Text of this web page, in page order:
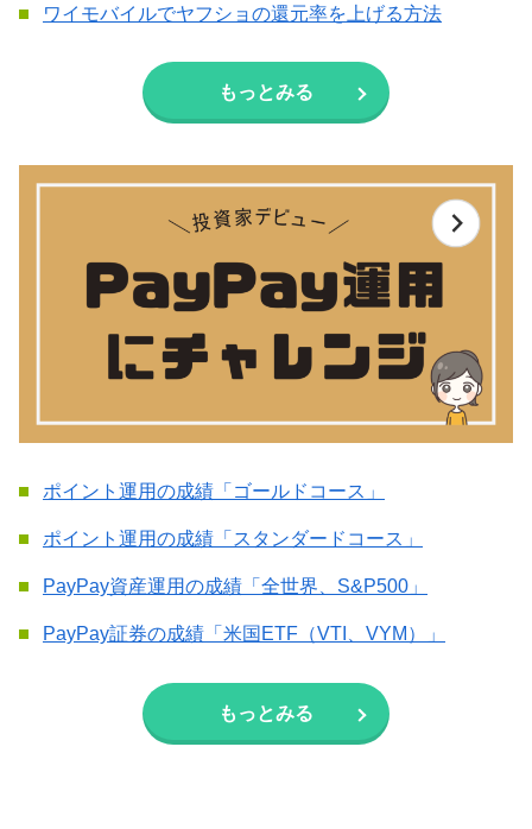
ワイモバイルでヤフショの還元率を上げる方法
もっとみる
ポイント運用の成績「ゴールドコース」
ポイント運用の成績「スタンダードコース」
PayPay資産運用の成績「全世界、S&P500」
PayPay証券の成績「米国ETF（VTI、VYM）」
もっとみる